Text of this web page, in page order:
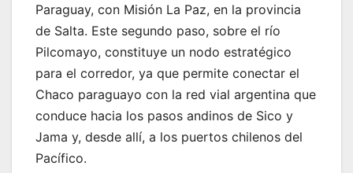
Paraguay, con Misión La Paz, en la provincia
de Salta. Este segundo paso, sobre el río
Pilcomayo, constituye un nodo estratégico
para el corredor, ya que permite conectar el
Chaco paraguayo con la red vial argentina que
conduce hacia los pasos andinos de Sico y
Jama y, desde allí, a los puertos chilenos del
Pacífico.